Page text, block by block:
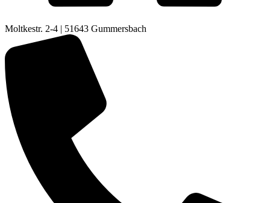
Moltkestr. 2-4 | 51643 Gummersbach